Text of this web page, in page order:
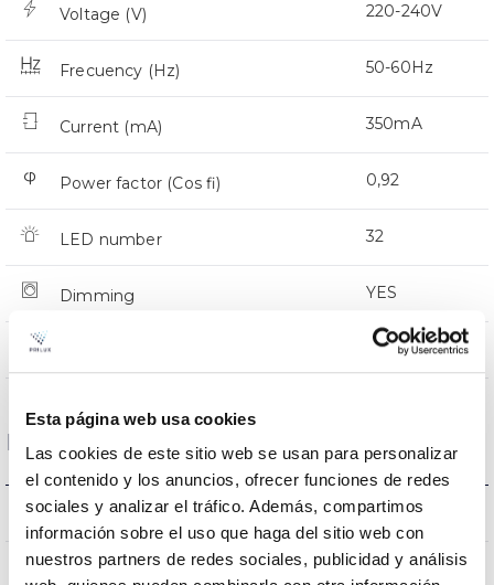
Esta página web usa cookies
Las cookies de este sitio web se usan para personalizar
el contenido y los anuncios, ofrecer funciones de redes
sociales y analizar el tráfico. Además, compartimos
información sobre el uso que haga del sitio web con
nuestros partners de redes sociales, publicidad y análisis
Voltage (V) 220-240V
Frecuency (Hz) 50-60Hz
Current (mA) 350mA
Power factor (Cos fi) 0,92
LED number 32
Dimming YES
CMR
Dimensions and Mounting
Measures 318 a 408x116mm
Linkable NO